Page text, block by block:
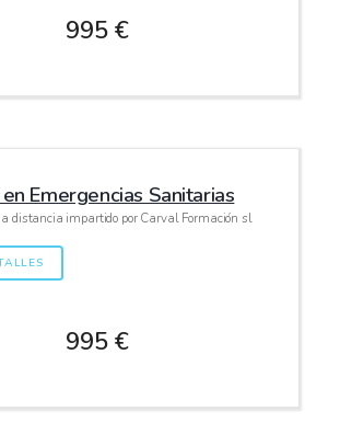
995 €
Emergencias Sanitarias
a distancia impartido por Carval Formación sl
995 €